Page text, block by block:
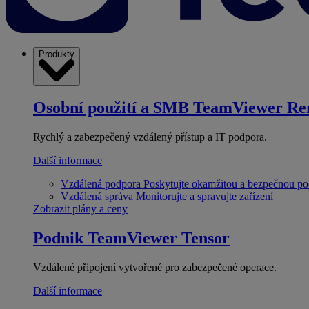
Produkty
Osobní použití a SMB TeamViewer
Rychlý a zabezpečený vzdálený přístup a IT podpora.
Další informace
Vzdálená podpora Poskytujte okamžitou a bezpečnou
Vzdálená správa Monitorujte a spravujte zařízení
Zobrazit plány a ceny
Podnik TeamViewer Tensor
Vzdálené připojení vytvořené pro zabezpečené operace.
Další informace